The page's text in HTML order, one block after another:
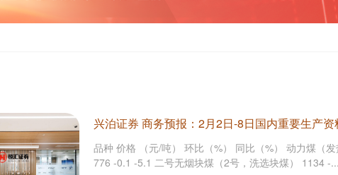
兴泊证券 商务预报：2月2日-8日国内重要生产
品种 价格 （元/吨） 环比（%） 同比（%） 动力煤（发
776 -0.1 -5.1 二号无烟块煤（2号，洗选块煤） 1134 -